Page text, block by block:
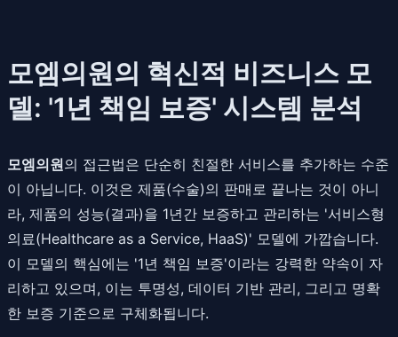
모엠의원의 혁신적 비즈니스 모
델: '1년 책임 보증' 시스템 분석
모엠의원의 접근법은 단순히 친절한 서비스를 추가하는 수준
이 아닙니다. 이것은 제품(수술)의 판매로 끝나는 것이 아니
라, 제품의 성능(결과)을 1년간 보증하고 관리하는 '서비스형
의료(Healthcare as a Service, HaaS)' 모델에 가깝습니다.
이 모델의 핵심에는 '1년 책임 보증'이라는 강력한 약속이 자
리하고 있으며, 이는 투명성, 데이터 기반 관리, 그리고 명확
한 보증 기준으로 구체화됩니다.